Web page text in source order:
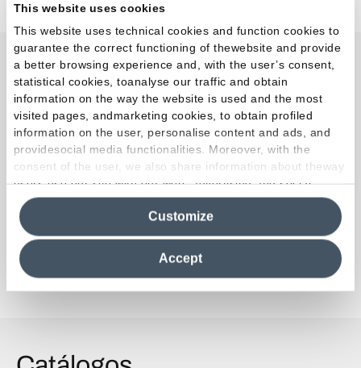
This website uses cookies
This website uses technical cookies and function cookies to
guarantee the correct functioning of thewebsite and provide
a better browsing experience and, with the user’s consent,
statistical cookies, toanalyse our traffic and obtain
information on the way the website is used and the most
visited pages, andmarketing cookies, to obtain profiled
information on the user, personalise content and ads, and
providesocial media functionalities. Moreover, with the
consent of the user, we also share information about theway
users use our site with our web, advertising and social
media analytics partners, who may combine itwith other
information in their possession. By closing this banner,
clicking on "Reject", it will be possible tocontinue browsing
the site after installing only technical cookies. For more
information see the
Cookie Policy
Accept
Customize
Variaciones de tono
V3 High
Usos previstos